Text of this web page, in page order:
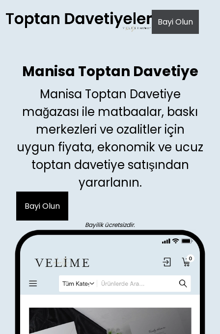
Bayi Olun
Manisa Toptan Davetiye
Manisa Toptan Davetiye
mağazası ile matbaalar, baskı
merkezleri ve ozalitler için
uygun fiyata, ekonomik ve ucuz
toptan davetiye satışından
yararlanın.
Bayi Olun
Bayilik ücretsizdir.